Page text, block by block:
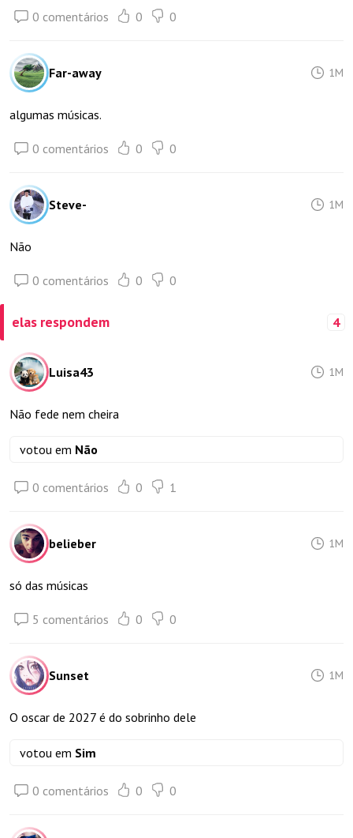
0 comentários 0 0
Far-away 1M
algumas músicas.
0 comentários 0 0
Steve- 1M
Não
0 comentários 0 0
elas respondem 4
Luisa43 1M
Não fede nem cheira
votou em Não
0 comentários 0 1
belieber 1M
só das músicas
5 comentários 0 0
Sunset 1M
O oscar de 2027 é do sobrinho dele
votou em Sim
0 comentários 0 0